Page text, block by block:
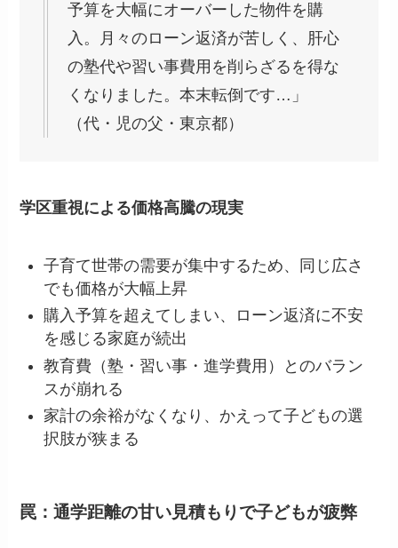
予算を大幅にオーバーした物件を購
入。月々のローン返済が苦しく、肝心
の塾代や習い事費用を削らざるを得な
くなりました。本末転倒です…」
（代・児の父・東京都）
学区重視による価格高騰の現実
子育て世帯の需要が集中するため、同じ広さ
でも価格が大幅上昇
購入予算を超えてしまい、ローン返済に不安
を感じる家庭が続出
教育費（塾・習い事・進学費用）とのバラン
スが崩れる
家計の余裕がなくなり、かえって子どもの選
択肢が狭まる
罠：通学距離の甘い見積もりで子どもが疲弊